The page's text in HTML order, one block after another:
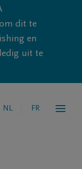
dit te
en
uit te
NL FR